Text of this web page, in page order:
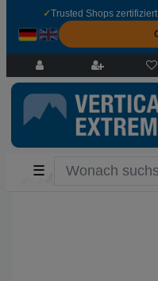
✓Trusted Shops zertifiziert
☰